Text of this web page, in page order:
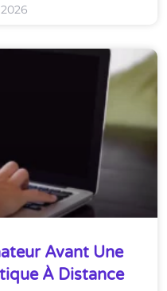
Avant Une
À Distance